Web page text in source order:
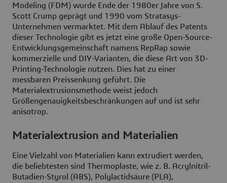
Modeling (FDM) wurde Ende der 1980er Jahre von S.
Scott Crump geprägt und 1990 vom Stratasys-
Unternehmen vermarktet. Mit dem Ablauf des Patents
dieser Technologie gibt es jetzt eine große Open-Source-
Entwicklungsgemeinschaft namens RepRap sowie
kommerzielle und DIY-Varianten, die diese Art von 3D-
Printing-Technologie nutzen. Dies hat zu einer
messbaren Preissenkung geführt. Die
Materialextrusionsmethode weist jedoch
Größengenauigkeitsbeschränkungen auf und ist sehr
anisotrop.
Materialextrusion and Materialien
Eine Vielzahl von Materialien kann extrudiert werden,
die beliebtesten sind Thermoplaste, wie z. B. Acrylnitril-
Butadien-Styrol (ABS), Polylactidsäure (PLA),